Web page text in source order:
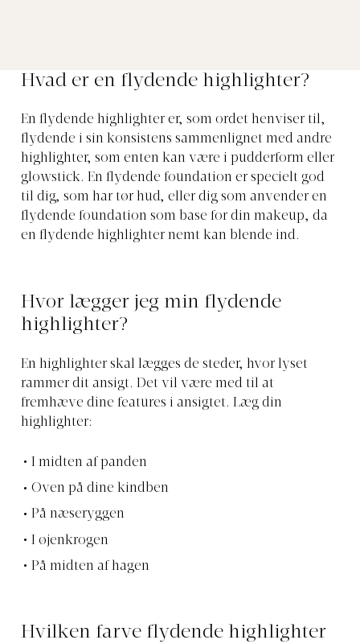
Hvad er en flydende highlighter?
En flydende highlighter er, som ordet henviser til,
flydende i sin konsistens sammenlignet med andre
highlighter, som enten kan være i pudderform eller
glowstick. En flydende foundation er specielt god
til dig, som har tør hud, eller dig som anvender en
flydende foundation som base for din makeup, da
en flydende highlighter nemt kan blende ind.
Hvor lægger jeg min flydende
highlighter?
En highlighter skal lægges de steder, hvor lyset
rammer dit ansigt. Det vil være med til at
fremhæve dine features i ansigtet. Læg din
highlighter:
I midten af panden
Oven på dine kindben
På næseryggen
I øjenkrogen
På midten af hagen
Hvilken farve flydende highlighter